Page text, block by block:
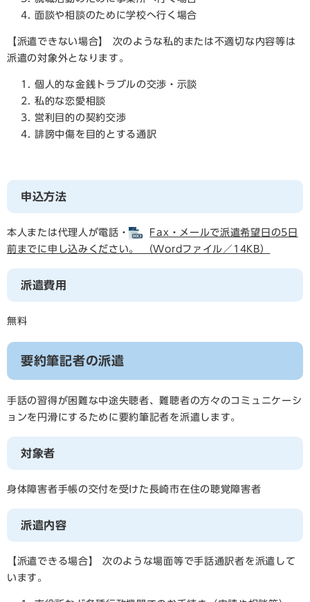
面談や相談のために学校へ行く場合
【派遣できない場合】 次のような私的または不適切な内容等は
派遣の対象外となります。
個人的な金銭トラブルの交渉・示談
私的な恋愛相談
営利目的の契約交渉
誹謗中傷を目的とする通訳
申込方法
本人または代理人が電話・
Fax・メールで派遣希望日の5日
前までに申し込みください。 （Wordファイル／14KB）
派遣費用
無料
要約筆記者の派遣
手話の習得が困難な中途失聴者、難聴者の方々のコミュニケーシ
ョンを円滑にするために要約筆記者を派遣します。
対象者
身体障害者手帳の交付を受けた長崎市在住の聴覚障害者
派遣内容
【派遣できる場合】 次のような場面等で手話通訳者を派遣して
います。